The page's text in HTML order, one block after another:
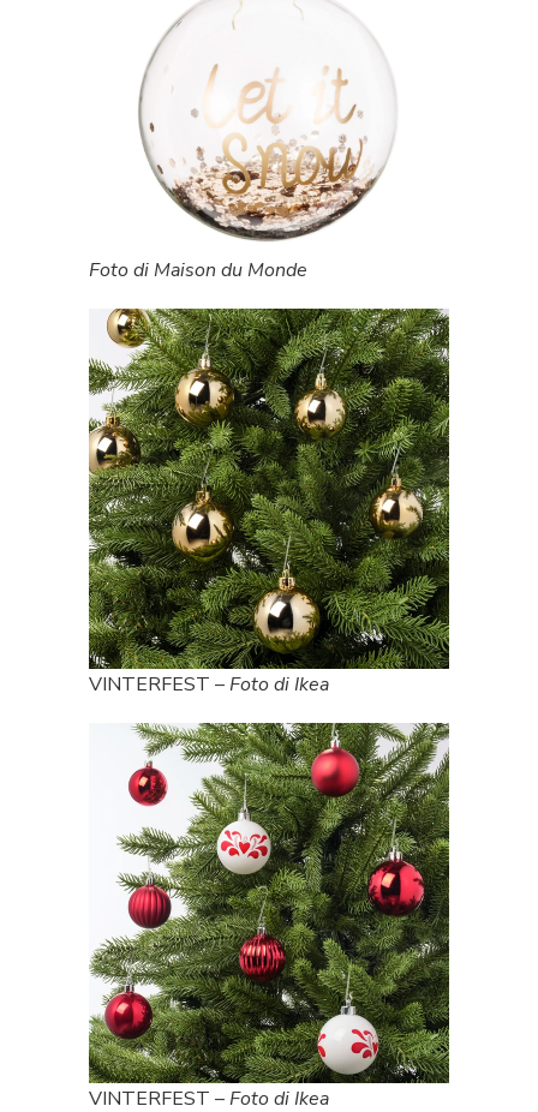
Foto di Maison du Monde
VINTERFEST –Foto di Ikea
VINTERFEST –Foto di Ikea